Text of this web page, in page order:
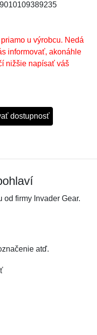
u výrobcu. Nedá
informovať, akonáhle
nižšie napísať váš
dostupnosť
firmy Invader Gear.
atď.